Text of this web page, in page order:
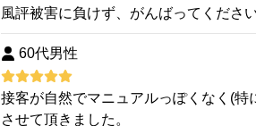
風評被害に負けず、がんばってくださ
60代男性
接客が自然でマニュアルっぽくなく(
させて頂きました。